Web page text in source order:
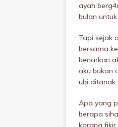
ayah
bulan
Tapi sejak
bersama
benarkan
aku bukan
ubi ditanak
Apa yang
berapa
korang fikir